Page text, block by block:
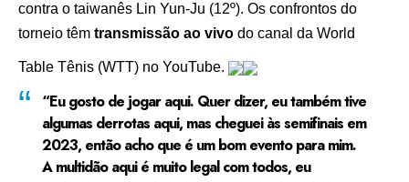
contra o taiwanês Lin Yun-Ju (12º). Os confrontos do
torneio têm transmissão ao vivo do canal da World
Table Tênis (WTT) no YouTube.
“Eu gosto de jogar aqui. Quer dizer, eu também tive
algumas derrotas aqui, mas cheguei às semifinais em
2023, então acho que é um bom evento para mim.
A multidão aqui é muito legal com todos, eu